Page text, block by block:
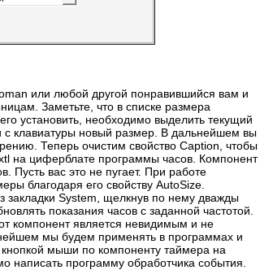
или любой другой понравившийся вам и
Заметьте, что в списке размера
установить, необходимо выделить текущий
клавиатуры новый размер. В дальнейшем вы
Теперь очистим свойство Caption, чтобы
на циферблате программы часов. Компонент
Пусть вас это не пугает. При работе
благодаря его свойству AutoSize.
закладки System, щелкнув по нему дважды
показания часов с заданной частотой.
компонент является невидимым и не
мы будем применять в программах и
мыши по компоненту таймера на
программу обработчика события.